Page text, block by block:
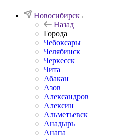
Новосибирск
Назад
Города
Чебоксары
Челябинск
Черкесск
Чита
Абакан
Азов
Александров
Алексин
Альметьевск
Анадырь
Анапа